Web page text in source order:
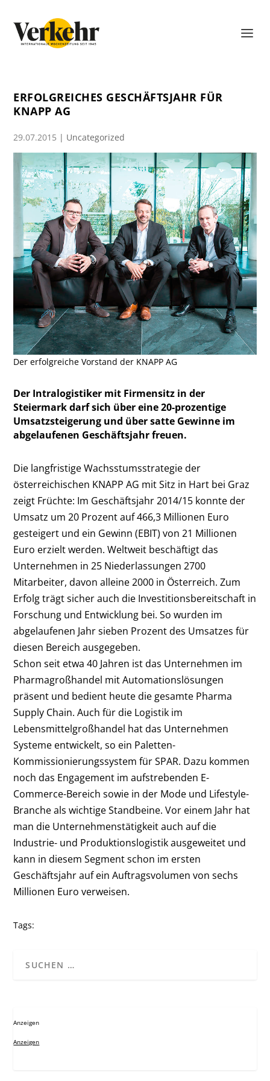
ERFOLGREICHES GESCHÄFTSJAHR FÜR
KNAPP AG
29.07.2015 | Uncategorized
Der erfolgreiche Vorstand der KNAPP AG
Der Intralogistiker mit Firmensitz in der
Steiermark darf sich über eine 20-prozentige
Umsatzsteigerung und über satte Gewinne im
abgelaufenen Geschäftsjahr freuen.
Die langfristige Wachsstumsstrategie der
österreichischen KNAPP AG mit Sitz in Hart bei Graz
zeigt Früchte: Im Geschäftsjahr 2014/15 konnte der
Umsatz um 20 Prozent auf 466,3 Millionen Euro
gesteigert und ein Gewinn (EBIT) von 21 Millionen
Euro erzielt werden. Weltweit beschäftigt das
Unternehmen in 25 Niederlassungen 2700
Mitarbeiter, davon alleine 2000 in Österreich. Zum
Erfolg trägt sicher auch die Investitionsbereitschaft in
Forschung und Entwicklung bei. So wurden im
abgelaufenen Jahr sieben Prozent des Umsatzes für
diesen Bereich ausgegeben.
Schon seit etwa 40 Jahren ist das Unternehmen im
Pharmagroßhandel mit Automationslösungen
präsent und bedient heute die gesamte Pharma
Supply Chain. Auch für die Logistik im
Lebensmittelgroßhandel hat das Unternehmen
Systeme entwickelt, so ein Paletten-
Kommissionierungssystem für SPAR. Dazu kommen
noch das Engagement im aufstrebenden E-
Commerce-Bereich sowie in der Mode und Lifestyle-
Branche als wichtige Standbeine. Vor einem Jahr hat
man die Unternehmenstätigkeit auch auf die
Industrie- und Produktionslogistik ausgeweitet und
kann in diesem Segment schon im ersten
Geschäftsjahr auf ein Auftragsvolumen von sechs
Millionen Euro verweisen.
Tags:
Anzeigen
Anzeigen